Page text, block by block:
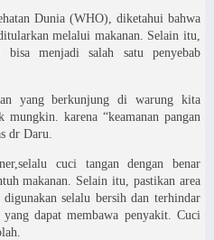
Dunia (WHO), diketahui bahwa
melalui makanan. Selain itu,
menjadi salah satu penyebab
yang berkunjung di warung kita
mungkin. karena “keamanan pangan
dr Daru.
cuci tangan dengan benar
makanan. Selain itu, pastikan area
selalu bersih dan terhindar
dapat membawa penyakit. Cuci